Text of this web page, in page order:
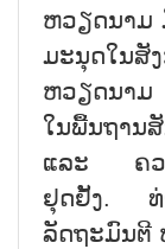
ຫວຽດນາມ
ມະນຸດໃນສັ
ຫວຽດນາມ
ໃນພື້ນຖານ
ແລະ ຄວາ
ຢຸດຢັ້ງ. ທ່
ລັດຖະມົນຕີ